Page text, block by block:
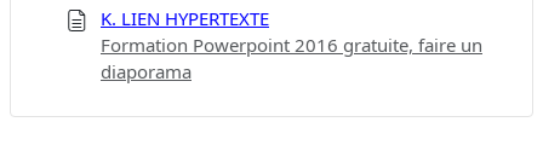
K. LIEN HYPERTEXTE
Formation Powerpoint 2016 gratuite, faire un
diaporama